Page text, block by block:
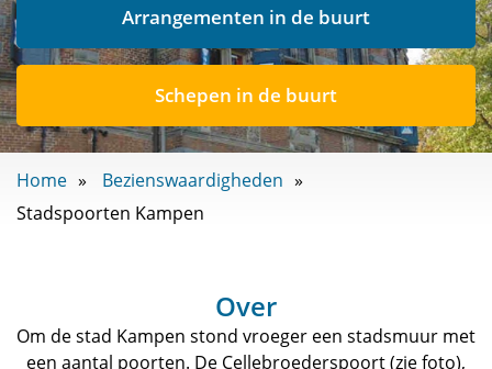
Arrangementen in de buurt
Schepen in de buurt
Home
Bezienswaardigheden
Stadspoorten Kampen
Over
Om de stad Kampen stond vroeger een stadsmuur met
een aantal poorten. De Cellebroederspoort (zie foto),